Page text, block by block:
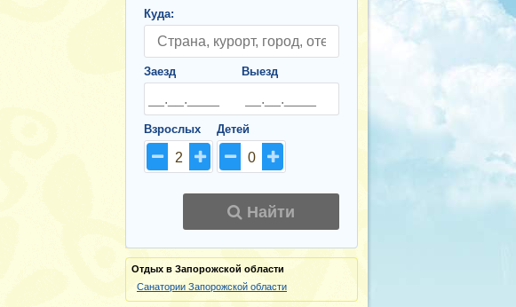
Куда:
Заезд Выезд
Взрослых
2
Детей
0
Найти
Отдых в Запорожской области
Санатории Запорожской области